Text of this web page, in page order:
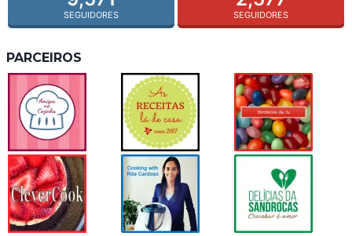
SEGUIDORES SEGUIDORES
PARCEIROS